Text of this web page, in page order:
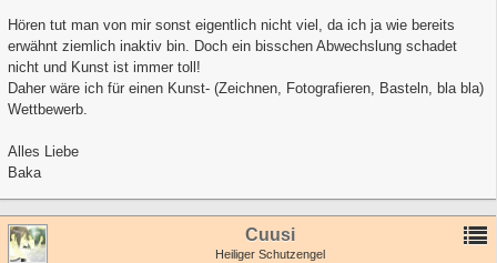
Hören tut man von mir sonst eigentlich nicht viel, da ich ja wie bereits
erwähnt ziemlich inaktiv bin. Doch ein bisschen Abwechslung schadet
nicht und Kunst ist immer toll!
Daher wäre ich für einen Kunst- (Zeichnen, Fotografieren, Basteln, bla bla)
Wettbewerb.
Alles Liebe
Baka
Cuusi
Heiliger Schutzengel